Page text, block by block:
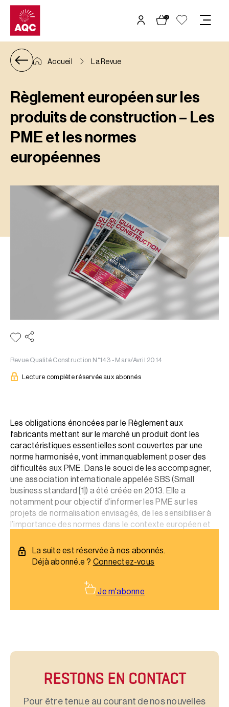
Panneau de gestion des cookies
0
Accueil La Revue
Règlement européen sur les
produits de construction – Les
PME et les normes
européennes
Revue Qualité Construction N°143 - Mars/Avril 2014
Lecture complète réservée aux abonnés
Les obligations énoncées par le Règlement aux
fabricants mettant sur le marché un produit dont les
caractéristiques essentielles sont couvertes par une
norme harmonisée, vont immanquablement poser des
difficultés aux PME. Dans le souci de les accompagner,
une association internationale appelée SBS (Small
business standard [1]) a été créée en 2013. Elle a
notamment pour objectif d’informer les PME sur les
projets de normalisation envisagés, de les sensibiliser à
l’importance des normes dans le contexte européen et
La suite est réservée à nos abonnés.
Déjà abonné.e ? Connectez-vous
Je m'abonne
RESTONS EN CONTACT
Pour être tenu.e au courant de nos nouvelles